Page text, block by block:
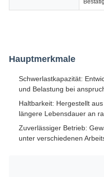
Hauptmerkmale
Schwerlastkapazität:
und Belastung bei
Haltbarkeit: Hergestellt
längere Lebensdauer an
Zuverlässiger Betrieb:
unter verschiedenen